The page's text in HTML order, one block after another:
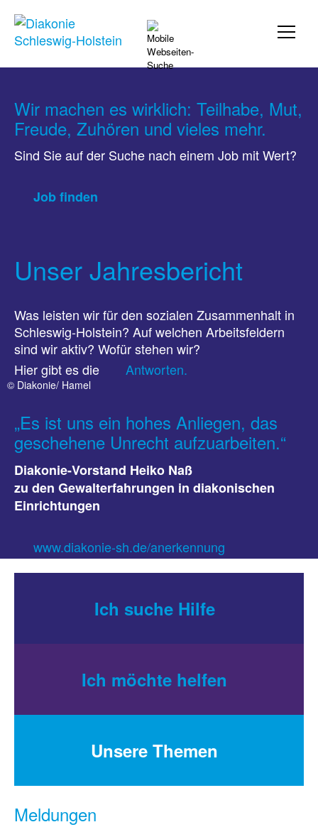
Wir machen es wirklich: Teilhabe, Mut,
Freude, Zuhören und vieles mehr.
Sind Sie auf der Suche nach einem Job mit Wert?
Job finden
Unser Jahresbericht
Was leisten wir für den sozialen Zusammenhalt in
Schleswig-Holstein? Auf welchen Arbeitsfeldern
sind wir aktiv? Wofür stehen wir?
Hier gibt es die
Antworten.
© Diakonie/ Hamel
„Es ist uns ein hohes Anliegen, das
geschehene Unrecht aufzuarbeiten.“
Diakonie-Vorstand Heiko Naß
zu den Gewalterfahrungen in diakonischen
Einrichtungen
www.diakonie-sh.de/anerkennung
Ich suche Hilfe
Ich möchte helfen
Unsere Themen
Meldungen